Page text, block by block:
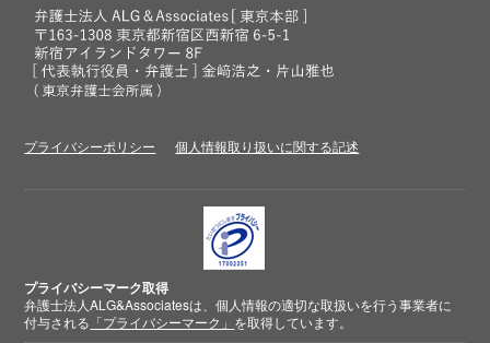
プライバシーポリシー 個人情報取り扱いに関する記述
プライバシーマーク取得
弁護士法人ALG&Associatesは、個人情報の適切な取扱いを行う事業者に
付与される 「プライバシーマーク」 を取得しています。